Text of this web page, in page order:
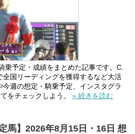
乗予定・成績をまとめた記事です。C.
全国リーディングを獲得するなど大活
週の想定・騎乗予定、インスタグラ
をチェックしよう。 » 続きを読む
馬】2026年8月15日・16日 想